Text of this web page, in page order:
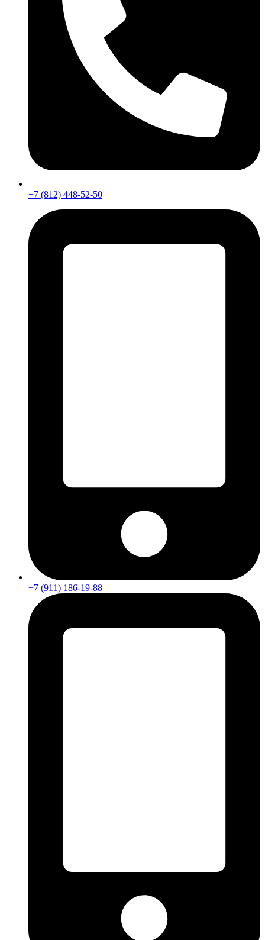
+7 (812) 448-52-50
+7 (911) 186-19-88